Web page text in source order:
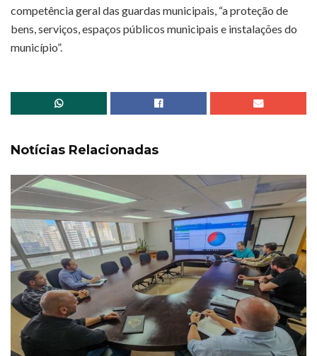
competência geral das guardas municipais, “a proteção de
bens, serviços, espaços públicos municipais e instalações do
município”.
Notícias Relacionadas